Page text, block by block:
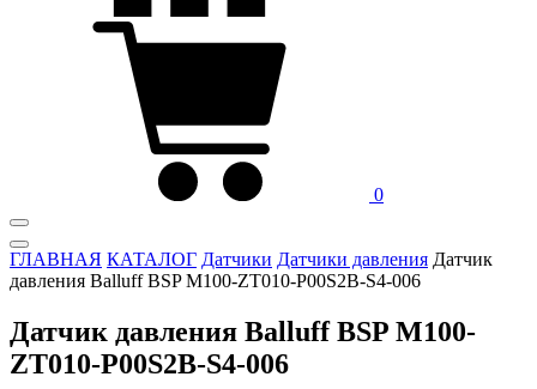
0
ГЛАВНАЯ КАТАЛОГ Датчики Датчики давления Датчик
давления Balluff BSP M100-ZT010-P00S2B-S4-006
Датчик давления Balluff BSP M100-
ZT010-P00S2B-S4-006